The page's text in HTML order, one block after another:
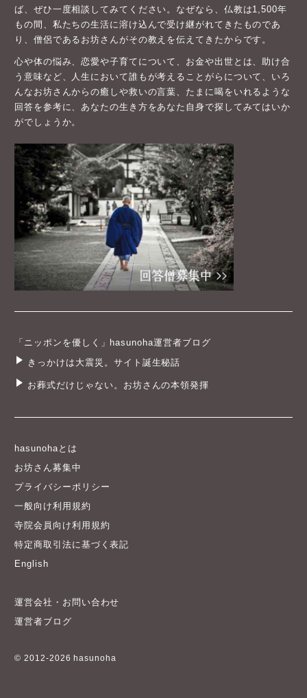
ば、ぜひ一度相談してみてください。なぜなら、仏教は1,500年
もの間、私たちの生活に溶け込んで受け継がれてきたものであ
り、僧侶であるお坊さんがその教えを伝えてきたからです。
心や体の悩み、恋愛や子育てについて、お金や出世とは、助け合
う意味など、人生において誰もが考えることがらについて、いろ
んなお坊さんからの癒しや救いの言葉、たまに喝をいれるような
回答を参考に、あなたの生き方をあなた自身で探してみてはいか
がでしょうか。
「ニッポンを優しく」hasunoha運営者ブログ
きっかけは大震災。サイト誕生秘話
お葬式だけじゃない。お坊さんの本領発揮
hasunohaとは
お坊さん募集中
プライバシーポリシー
一般向け利用規約
寺院会員向け利用規約
特定商取引法に基づく表記
English
運営会社・お問い合わせ
運営者ブログ
© 2012-2026 hasunoha